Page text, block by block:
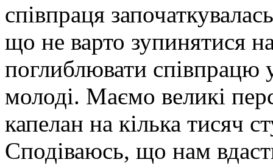
співпраця
що не варто зупинятися
поглиблювати співпрацю
молоді. Маємо великі
капелан на кілька тисяч
Сподіваюсь, що нам